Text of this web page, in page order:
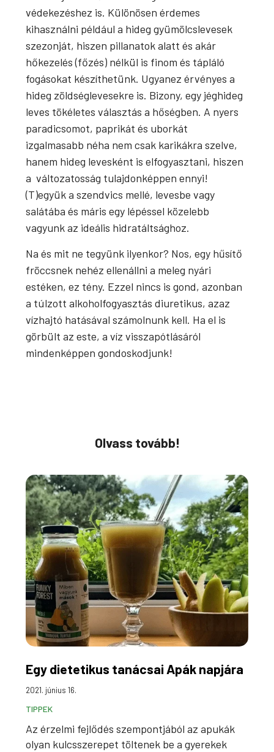
védekezéshez is. Különösen érdemes
kihasználni például a hideg gyümölcslevesek
szezonját, hiszen pillanatok alatt és akár
hőkezelés (főzés) nélkül is finom és tápláló
fogásokat készíthetünk. Ugyanez érvényes a
hideg zöldséglevesekre is. Bizony, egy jéghideg
leves tökéletes választás a hőségben. A nyers
paradicsomot, paprikát és uborkát
izgalmasabb néha nem csak karikákra szelve,
hanem hideg levesként is elfogyasztani, hiszen
a változatosság tulajdonképpen ennyi!
(T)együk a szendvics mellé, levesbe vagy
salátába és máris egy lépéssel közelebb
vagyunk az ideális hidratáltsághoz.
Na és mit ne tegyünk ilyenkor? Nos, egy hűsítő
fröccsnek nehéz ellenállni a meleg nyári
estéken, ez tény. Ezzel nincs is gond, azonban
a túlzott alkoholfogyasztás diuretikus, azaz
vízhajtó hatásával számolnunk kell. Ha el is
görbült az este, a víz visszapótlásáról
mindenképpen gondoskodjunk!
Olvass tovább!
Egy dietetikus tanácsai Apák napjára
2021. június 16.
TIPPEK
Az érzelmi fejlődés szempontjából az apukák
olyan kulcsszerepet töltenek be a gyerekek